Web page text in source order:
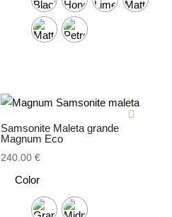
Samsonite Maleta grande
Magnum Eco
240.00 €
Color